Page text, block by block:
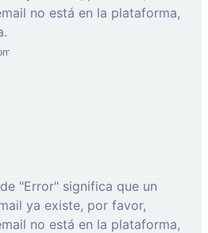
no está en la plataforma,
"Error" significa que un
ya existe, por favor,
no está en la plataforma,